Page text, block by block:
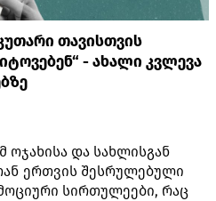
თავისთვის
- ახალი კვლევა
ოჯახისა და სახლისგან
ერთვის შესრულებული
სირთულეები, რაც